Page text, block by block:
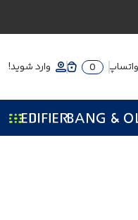
واتساپ 0 وارد شوید!